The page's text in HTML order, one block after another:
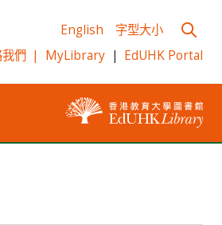
English
字型大小
們 | MyLibrary | EdUHK Portal